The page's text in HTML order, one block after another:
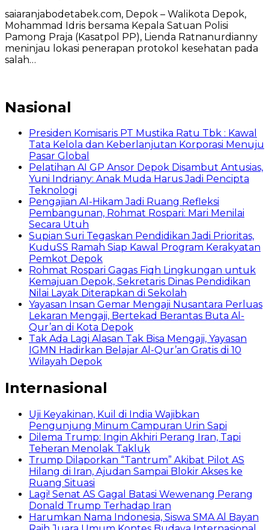
saiaranjabodetabek.com, Depok – Walikota Depok,
Mohammad Idris bersama Kepala Satuan Polisi
Pamong Praja (Kasatpol PP), Lienda Ratnanurdianny
meninjau lokasi penerapan protokol kesehatan pada
salah…
Nasional
Presiden Komisaris PT Mustika Ratu Tbk : Kawal
Tata Kelola dan Keberlanjutan Korporasi Menuju
Pasar Global
Pelatihan AI GP Ansor Depok Disambut Antusias,
Yuni Indriany: Anak Muda Harus Jadi Pencipta
Teknologi
Pengajian Al-Hikam Jadi Ruang Refleksi
Pembangunan, Rohmat Rospari: Mari Menilai
Secara Utuh
Supian Suri Tegaskan Pendidikan Jadi Prioritas,
KuduSS Ramah Siap Kawal Program Kerakyatan
Pemkot Depok
Rohmat Rospari Gagas Fiqh Lingkungan untuk
Kemajuan Depok, Sekretaris Dinas Pendidikan
Nilai Layak Diterapkan di Sekolah
Yayasan Insan Gemar Mengaji Nusantara Perluas
Lekaran Mengaji, Bertekad Berantas Buta Al-
Qur’an di Kota Depok
Tak Ada Lagi Alasan Tak Bisa Mengaji, Yayasan
IGMN Hadirkan Belajar Al-Qur’an Gratis di 10
Wilayah Depok
Internasional
Uji Keyakinan, Kuil di India Wajibkan
Pengunjung Minum Campuran Urin Sapi
Dilema Trump: Ingin Akhiri Perang Iran, Tapi
Teheran Menolak Takluk
Trump Dilaporkan “Tantrum” Akibat Pilot AS
Hilang di Iran, Ajudan Sampai Blokir Akses ke
Ruang Situasi
Lagi! Senat AS Gagal Batasi Wewenang Perang
Donald Trump Terhadap Iran
Harumkan Nama Indonesia, Siswa SMA Al Bayan